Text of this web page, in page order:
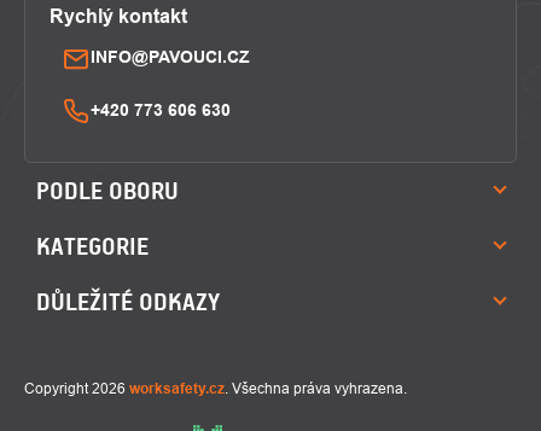
Rychlý kontakt
INFO@PAVOUCI.CZ
+420 773 606 630
PODLE OBORU
KATEGORIE
DŮLEŽITÉ ODKAZY
Copyright 2026 worksafety.cz . Všechna práva vyhrazena.